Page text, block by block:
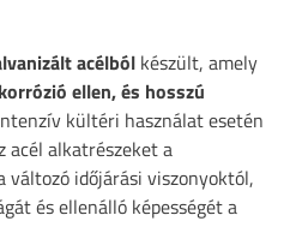
acélból készült, amely
ellen, és hosszú
kültéri használat esetén
acél alkatrészeket a
változó időjárási viszonyoktól,
és ellenálló képességét a